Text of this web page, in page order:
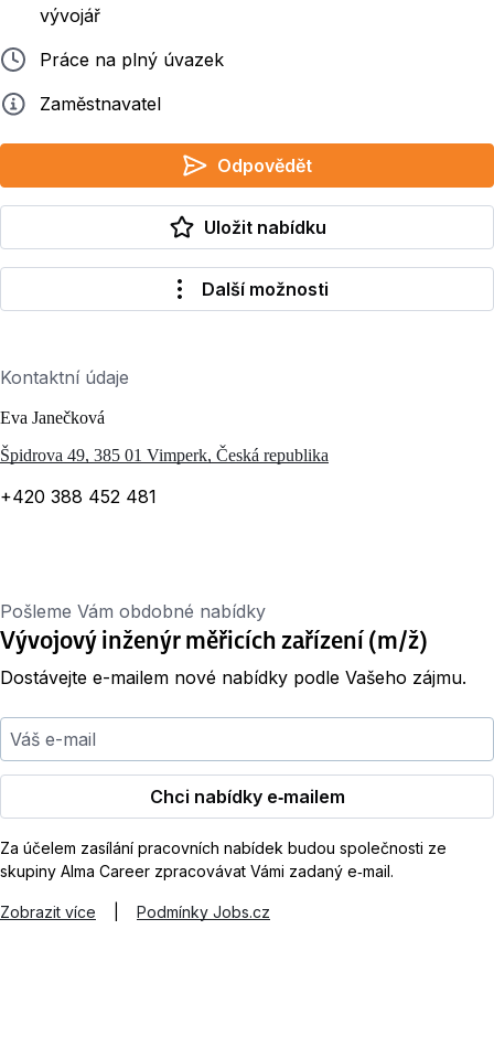
vývojář
Typ pracovního poměru
Práce na plný úvazek
ZadavatelZaměstnavatel
Odpovědět
Uložit nabídku
Další možnosti
Kontaktní údaje
Eva Janečková
Špidrova 49, 385 01 Vimperk, Česká republika
+420 388 452 481
Pošleme Vám obdobné nabídky
Vývojový inženýr měřicích zařízení (m/ž)
Dostávejte e-mailem nové nabídky podle Vašeho zájmu.
Váš e-mail
Chci nabídky e‑mailem
Za účelem zasílání pracovních nabídek budou společnosti ze
skupiny Alma Career zpracovávat Vámi zadaný e‑mail.
Zobrazit více Podmínky Jobs.cz